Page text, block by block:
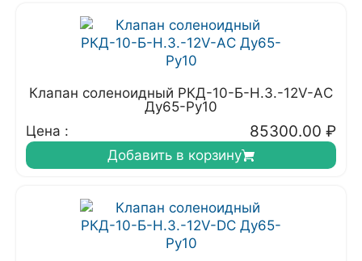
Клапан соленоидный РКД-10-Б-Н.З.-12V-АC
Ду65-Ру10
Цена :
85300.00 ₽
Добавить в корзину